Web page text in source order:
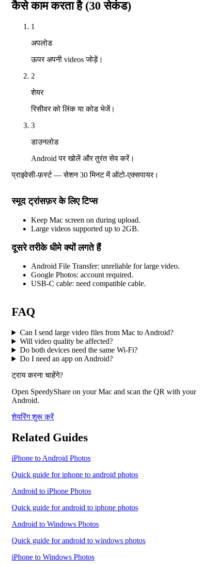
कैसे काम करता है (30 सेकंड)
1
अपलोड
ऊपर अपनी videos जोड़ें।
2
शेयर
रिसीवर को लिंक या कोड भेजें।
3
डाउनलोड
Android पर खोलें और तुरंत सेव करें।
प्राइवेसी-फ़र्स्ट — सेशन 30 मिनट में ऑटो-एक्सपायर।
स्मूद ट्रांसफ़र के लिए टिप्स
Keep Mac screen on during upload.
Large videos supported up to 2GB.
दूसरे तरीके धीमे क्यों लगते हैं
Android File Transfer: unreliable for large video.
Google Photos: account required.
USB-C cable: need compatible cable.
FAQ
Can I send large video files from Mac to Android?
Will video quality be affected?
Do both devices need the same Wi-Fi?
Do I need an app on Android?
ट्राय करना चाहेंगे?
Open SpeedyShare on your Mac and scan the QR with your
Android.
शेयरिंग शुरू करें
Related Guides
iPhone to Android Photos
Quick guide for iphone to android photos
Android to iPhone Photos
Quick guide for android to iphone photos
Android to Windows Photos
Quick guide for android to windows photos
iPhone to Windows Photos